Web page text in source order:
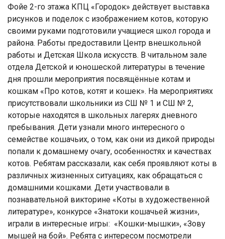
Фойе 2-го этажа КПЦ «Городок» действует выставка
рисунков и поделок с изображением котов, которую
своими руками подготовили учащиеся школ города и
района. Работы предоставили Центр внешкольной
работы и Детская Школа искусств. В читальном зале
отдела Детской и юношеской литературы в течение
дня прошли мероприятия посвящённые котам и
кошкам «Про котов, котят и кошек». На мероприятиях
присутствовали школьники из СШ № 1 и СШ № 2,
которые находятся в школьных лагерях дневного
пребывания. Дети узнали много интересного о
семействе кошачьих, о том, как они из дикой природы
попали к домашнему очагу, особенностях и качествах
котов. Ребятам рассказали, как себя проявляют коты в
различных жизненных ситуациях, как обращаться с
домашними кошками. Дети участвовали в
познавательной викторине «Коты в художественной
литературе», конкурсе «Знатоки кошачьей жизни»,
играли в интересные игры: «Кошки-мышки», «Зову
мышей на бой». Ребята с интересом посмотрели